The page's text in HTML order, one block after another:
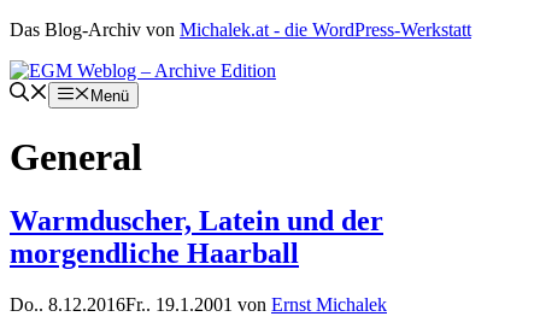
Zum
springen
Das Blog-Archiv von Michalek.at - die WordPress-Werkstatt
Menü
General
Warmduscher, Latein und der
morgendliche Haarball
Do.. 8.12.2016Fr.. 19.1.2001 von Ernst Michalek